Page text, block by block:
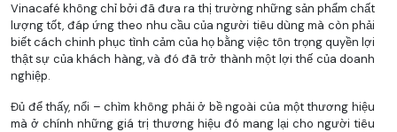
Vinacafé không chỉ bởi đã đưa ra thị trường những sản phẩm chất
lượng tốt, đáp ứng theo nhu cầu của người tiêu dùng mà còn phải
biết cách chinh phục tình cảm của họ bằng việc tôn trọng quyền lợi
thật sự của khách hàng, và đó đã trở thành một lợi thế của doanh
nghiệp.
Đủ để thấy, nổi – chìm không phải ở bề ngoài của một thương hiệu
mà ở chính những giá trị thương hiệu đó mang lại cho người tiêu